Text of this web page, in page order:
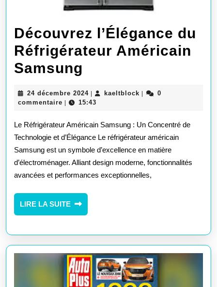
Découvrez l’Élégance du
Réfrigérateur Américain
Samsung
du
Réfrigérateur
Américain
Samsung
24 décembre 202424
décembre
kaeltblock kaeltblock
0
commentaire
15:43
Le Réfrigérateur Américain Samsung : Un Concentré de
Technologie et d’Élégance Le réfrigérateur américain
Samsung est un symbole d’excellence en matière
d’électroménager. Alliant design moderne, fonctionnalités
avancées et performances exceptionnelles,
LIRE LA SUITE
LIRE
LA